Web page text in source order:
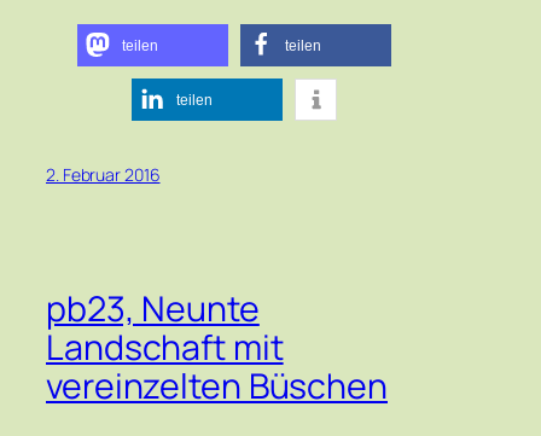
teilen teilen
teilen
2. Februar 2016
pb23, Neunte
Landschaft mit
vereinzelten Büschen